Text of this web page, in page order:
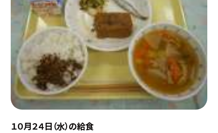
１０月２４日（水）の給食